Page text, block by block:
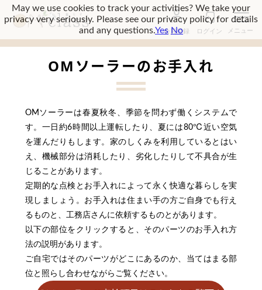
会員登録 ログイン
OMソーラーのお手入れ
OMソーラーは春夏秋冬、季節を問わず働くシステムで
す。一日約6時間以上運転したり、夏には80℃近い空気
を運んだりもします。家のしくみを利用しているとはい
え、機械部分は消耗したり、劣化したりして不具合が生
じることがあります。
定期的な点検とお手入れによって永く快適な暮らしを実
現しましょう。お手入れは住まい手の方ご自身でも行え
るものと、工務店さんに依頼するものとがあります。
以下の部位をクリックすると、そのパーツのお手入れ方
法の説明があります。
ご自宅ではそのパーツがどこにあるのか、当てはまる部
位と照らし合わせながらご覧ください。
May we use cookies to track your activities? We take your
privacy very seriously. Please see our privacy policy for details
and any questions.Yes No